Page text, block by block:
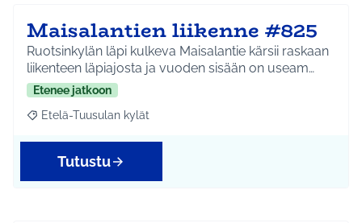
Maisalantien liikenne #825
Ruotsinkylän läpi kulkeva Maisalantie kärsii raskaan
liikenteen läpiajosta ja vuoden sisään on useam…
Etenee jatkoon
Rajaa tulokset aihepiirin mukaan: Etelä-Tuusulan kylät
Etelä-Tuusulan kylät
Tutustu